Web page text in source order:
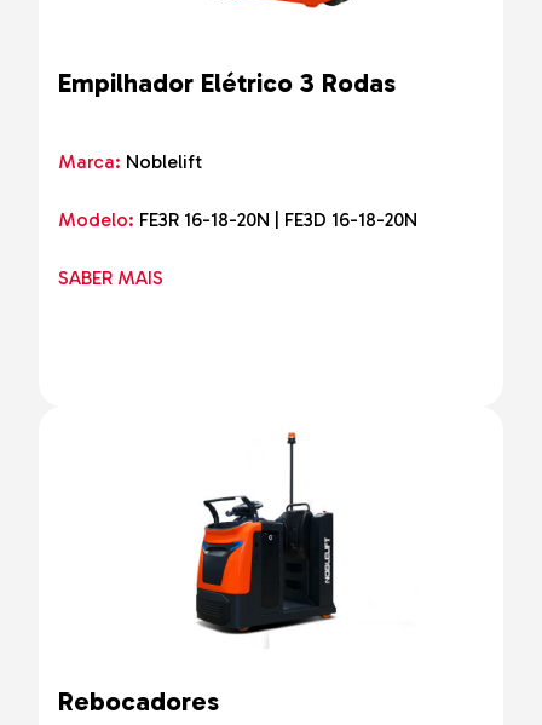
Empilhador Elétrico 3 Rodas
Marca: Noblelift
Modelo: FE3R 16-18-20N | FE3D 16-18-20N
SABER MAIS
Rebocadores